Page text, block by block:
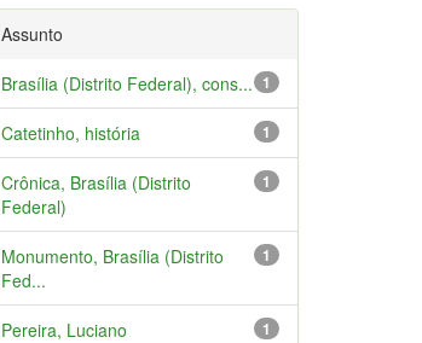
Assunto
1
Brasília (Distrito Federal), cons...
1
Catetinho, história
1
Crônica, Brasília (Distrito
Federal)
1
Monumento, Brasília (Distrito
Fed...
1
Pereira, Luciano